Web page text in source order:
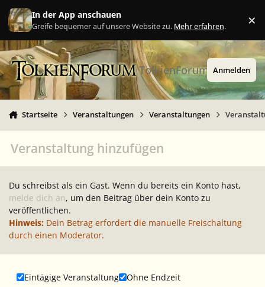
Zu Inhalt springen
In der App anschauen
Greife bequemer auf unsere Website zu. Mehr erfahren. ×
TolkienForum Anmelden
Startseite Veranstaltungen Veranstaltungen
Veranstaltung hinzufügen
Du schreibst als ein Gast. Wenn du bereits ein Konto hast,
melde dich an, um den Beitrag über dein Konto zu
veröffentlichen.
Hinweis: Dein Betrag erfordert die manuelle Freischaltung
durch einen Moderator.
Eintägige Veranstaltung
Ohne Endzeit